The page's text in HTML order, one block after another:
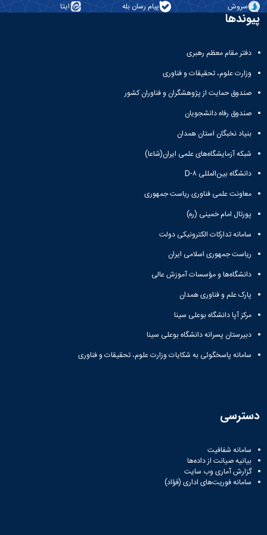
همایش‌ها
انتشارات
کتب
مجلات
فصلنامه
معاونت
پژوهش
و
فناوری
سروش پیام رسان بله ایتا
پیوندها
دفتر مقام معظم رهبری
وزارت علوم، تحقیقات و فناوری
صندوق حمایت از پژوهشگران و فناوران کشور
صندوق رفاه دانشجویان
بنیاد نخبگان استان همدان
شبکه آزمایشگاه‌های علمی ایران(شاعا)
دانشگاه بین‌المللی D-۸
معاونت علمی فناوری ریاست جمهوری
پورتال امام خمینی (ره)
سامانه تدارکات الکترونیکی دولت
ریاست جمهوری اسلامی ایران
دانشگاه‌ها و مؤسسات آموزش عالی
پارک علم و فناوری همدان
مرکز آپا دانشگاه بوعلی سینا
دبیرستان پسرانه دانشگاه بوعلی سینا
سامانه پاسخگوئی به شکایات وزارت علوم، تحقیقات و فناوری
دسترسی
سامانه شفافیت
بیانیه صیانت از داده‌ها
گزارش آماری وب‌ سایت
سامانه فوریت‌های اداری (فؤاد)